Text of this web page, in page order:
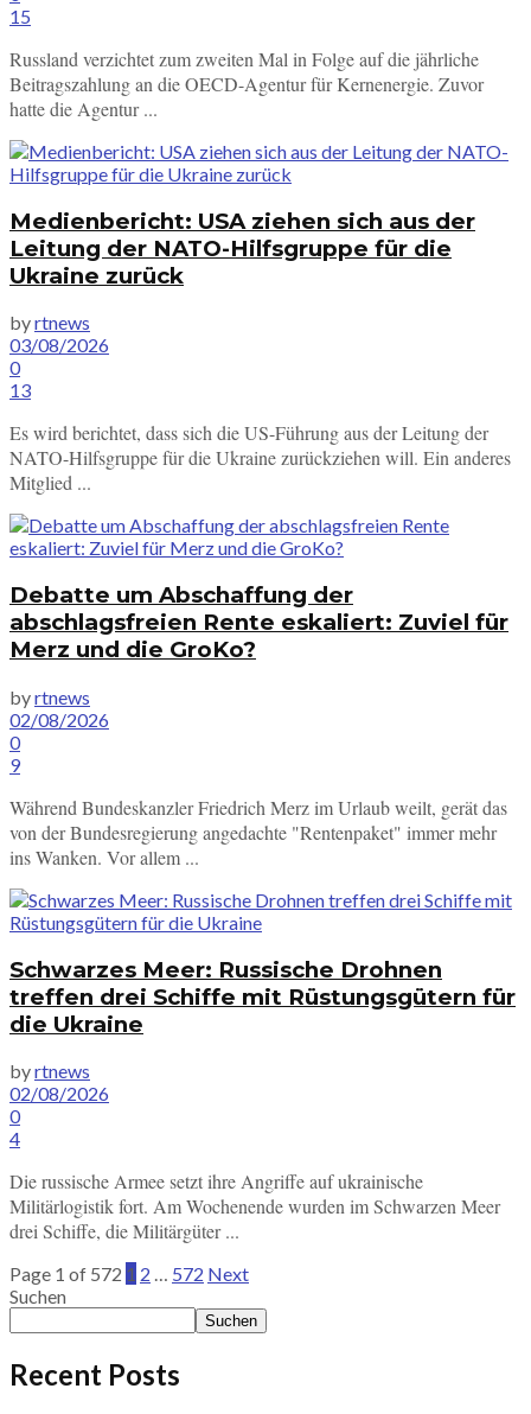
15
Russland verzichtet zum zweiten Mal in Folge auf die jährliche
Beitragszahlung an die OECD-Agentur für Kernenergie. Zuvor
hatte die Agentur ...
Medienbericht: USA ziehen sich aus der
Leitung der NATO-Hilfsgruppe für die
Ukraine zurück
byrtnews
03/08/2026
0
13
Es wird berichtet, dass sich die US-Führung aus der Leitung der
NATO-Hilfsgruppe für die Ukraine zurückziehen will. Ein anderes
Mitglied ...
Debatte um Abschaffung der
abschlagsfreien Rente eskaliert: Zuviel für
Merz und die GroKo?
byrtnews
02/08/2026
0
9
Während Bundeskanzler Friedrich Merz im Urlaub weilt, gerät das
von der Bundesregierung angedachte "Rentenpaket" immer mehr
ins Wanken. Vor allem ...
Schwarzes Meer: Russische Drohnen
treffen drei Schiffe mit Rüstungsgütern für
die Ukraine
byrtnews
02/08/2026
0
4
Die russische Armee setzt ihre Angriffe auf ukrainische
Militärlogistik fort. Am Wochenende wurden im Schwarzen Meer
drei Schiffe, die Militärgüter ...
Page 1 of 572 1 2 … 572 Next
Suchen
Suchen
Recent Posts